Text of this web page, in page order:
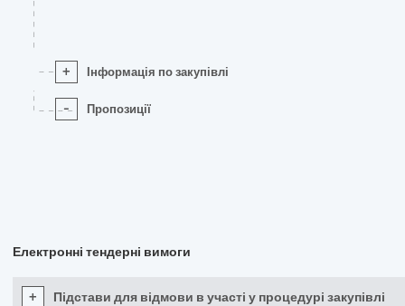
+ Інформація по закупівлі
- Пропозиції
Електронні тендерні вимоги
+ Підстави для відмови в участі у процедурі закупівлі